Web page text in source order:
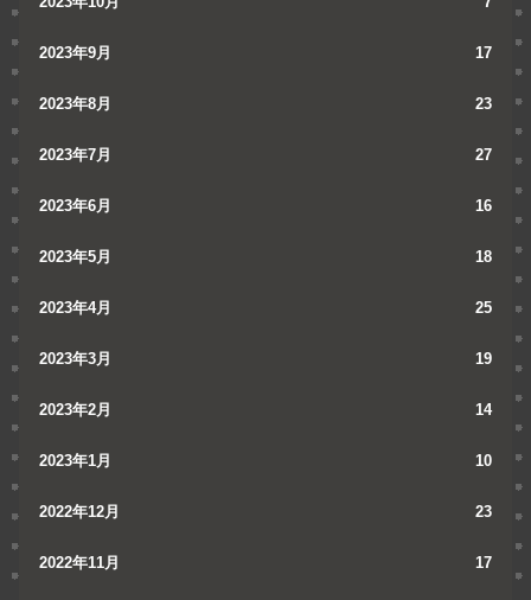
2023年9月 17
2023年8月 23
2023年7月 27
2023年6月 16
2023年5月 18
2023年4月 25
2023年3月 19
2023年2月 14
2023年1月 10
2022年12月 23
2022年11月 17